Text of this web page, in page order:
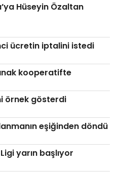
Hüseyin Özaltan
ücretin iptalini istedi
kooperatifte
örnek gösterdi
eşiğinden döndü
yarın başlıyor